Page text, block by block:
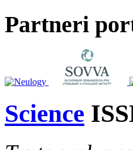
Partneri
Science